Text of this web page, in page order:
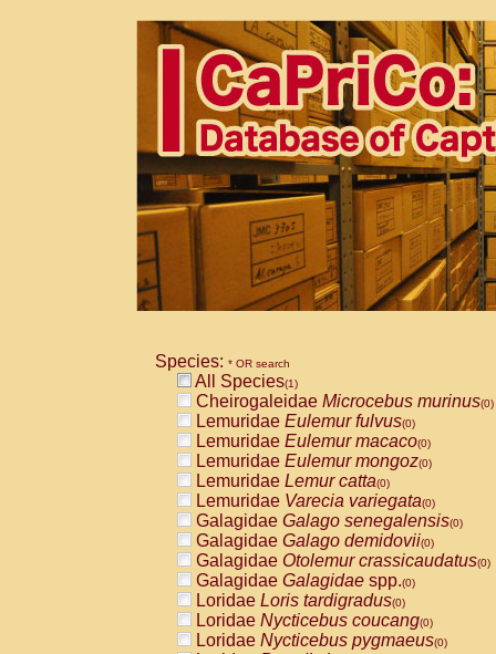
Species: * OR search
All Species(1)
Cheirogaleidae Microcebus murinus(0)
Lemuridae Eulemur fulvus(0)
Lemuridae Eulemur macaco(0)
Lemuridae Eulemur mongoz(0)
Lemuridae Lemur catta(0)
Lemuridae Varecia variegata(0)
Galagidae Galago senegalensis(0)
Galagidae Galago demidovii(0)
Galagidae Otolemur crassicaudatus(0)
Galagidae Galagidae spp.(0)
Loridae Loris tardigradus(0)
Loridae Nycticebus coucang(0)
Loridae Nycticebus pygmaeus(0)